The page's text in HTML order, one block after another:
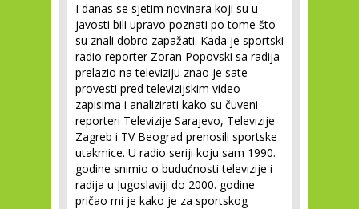
I danas se sjetim novinara koji su u
javosti bili upravo poznati po tome što
su znali dobro zapažati. Kada je sportski
radio reporter Zoran Popovski sa radija
prelazio na televiziju znao je sate
provesti pred televizijskim video
zapisima i analizirati kako su čuveni
reporteri Televizije Sarajevo, Televizije
Zagreb i TV Beograd prenosili sportske
utakmice. U radio seriji koju sam 1990.
godine snimio o budućnosti televizije i
radija u Jugoslaviji do 2000. godine
pričao mi je kako je za sportskog